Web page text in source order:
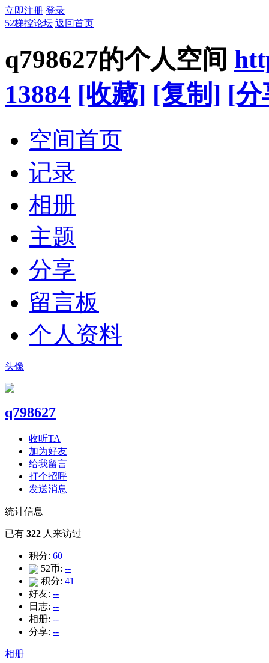
立即注册 登录
52梯控论坛 返回首页
q798627的个人空间
13884 [收藏] [复制] [分
空间首页
记录
相册
主题
分享
留言板
个人资料
头像
q798627
收听TA
加为好友
给我留言
打个招呼
发送消息
统计信息
已有 322 人来访过
积分: 60
52币: --
积分: 41
好友: --
日志: --
相册: --
分享: --
相册